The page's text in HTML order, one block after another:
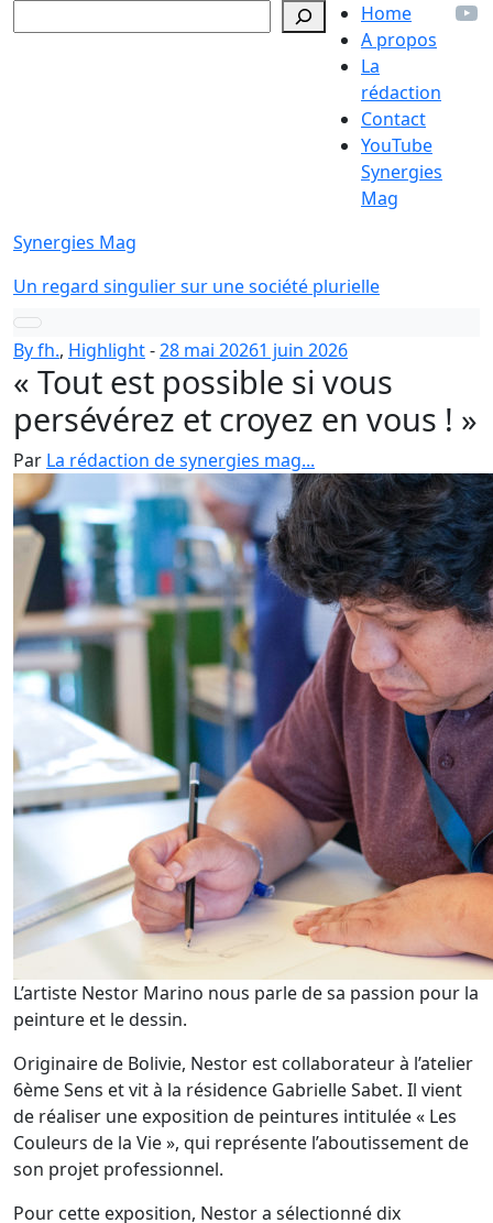
au
Home
A propos
La
rédaction
Contact
YouTube
Synergies
Mag
Synergies Mag
Un regard singulier sur une société plurielle
Toggle
navigation
By fh., Highlight-28 mai 20261 juin 2026
« Tout est possible si vous
persévérez et croyez en vous ! »
Par La rédaction de synergies mag...
L’artiste Nestor Marino nous parle de sa passion pour la
peinture et le dessin.
Originaire de Bolivie, Nestor est collaborateur à l’atelier
6ème Sens et vit à la résidence Gabrielle Sabet. Il vient
de réaliser une exposition de peintures intitulée « Les
Couleurs de la Vie », qui représente l’aboutissement de
son projet professionnel.
Pour cette exposition, Nestor a sélectionné dix